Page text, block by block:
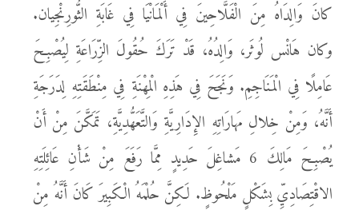
كانَ وَالِدَاهُ مِنَ الْفَلَّاحِينَ فِي أَلْمَانْيَا فِي غَابَةِ الثُّورِنْجِيان.
وكان هَانْس لُوثَر، وَالِدُهُ، قَدْ تَرَكَ حُقُولَ الزِّرَاعَةِ لِيُصْبِحَ
عَامِلًا فِي الْمَنَاجِمِ. وَنَجَحَ فِي هَذِهِ الْمِهْنَةِ فِي مِنْطَقَتِهِ لِدَرَجَةِ
أَنَّهُ، وَمِنْ خِلالِ مَهارَاتِهِ الإِدَارِيَّةِ وَالتَّعَهُّدِيَّةِ، تَمَكَّنَ مِنْ أَنْ
يُصْبِحَ مَالِكَ 6 مَشاغِلَ حَدِيدٍ مِمَّا رَفَعَ مِنْ شَأْنِ عَائِلَتِهِ
الاقْتِصَادِيِّ بِشَكْلٍ مَلْحُوظٍ. لَكِنَّ حُلْمَهُ الْكَبِيرَ كَانَ أَنَّهُ مِنْ